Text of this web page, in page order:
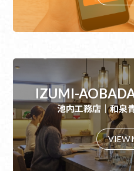
IZUMI-
池内工務店｜和泉
VIEW